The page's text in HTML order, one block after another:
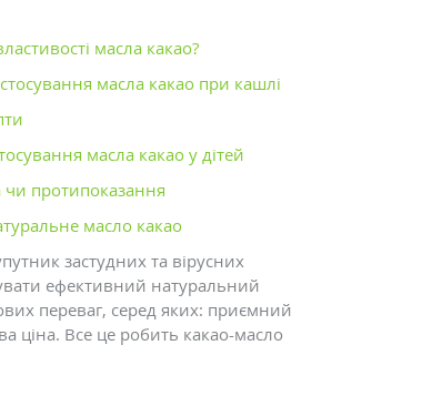
масла какао?
масла какао при кашлі
масла какао у дітей
протипоказання
масло какао
застудних та вірусних
ефективний натуральний
переваг, серед яких: приємний
ціна. Все це робить какао-масло